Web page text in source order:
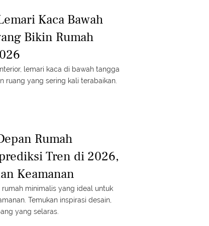
Kaca Bawah
Bikin Rumah
lemari kaca di bawah tangga
ruang yang sering kali terabaikan.
Rumah
Tren di 2026,
Keamanan
minimalis yang ideal untuk
Temukan inspirasi desain,
yang selaras.